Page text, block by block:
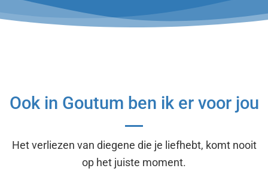
Ook in Goutum ben ik er voor jou
Het verliezen van diegene die je liefhebt, komt nooit
op het juiste moment.